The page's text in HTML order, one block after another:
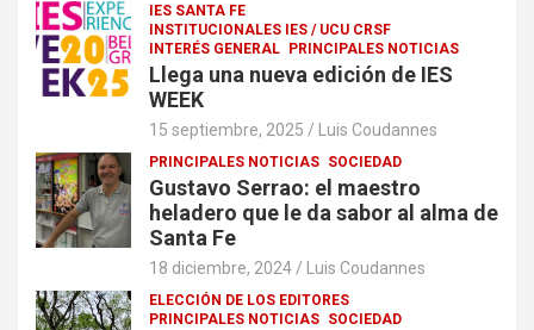
IES SANTA FE
INSTITUCIONALES IES / UCU CRSF
INTERÉS GENERAL PRINCIPALES NOTICIAS
Llega una nueva edición de IES
WEEK
15 septiembre, 2025 Luis Coudannes
PRINCIPALES NOTICIAS SOCIEDAD
Gustavo Serrao: el maestro
heladero que le da sabor al alma de
Santa Fe
18 diciembre, 2024 Luis Coudannes
ELECCIÓN DE LOS EDITORES
PRINCIPALES NOTICIAS SOCIEDAD